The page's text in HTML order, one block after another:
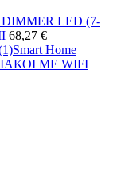
LED (7-
68,27 €
Smart Home
ΜΕ WIFI